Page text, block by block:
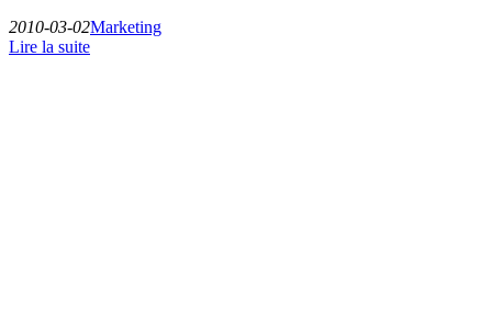
2010-03-02Marketing
Lire la suite